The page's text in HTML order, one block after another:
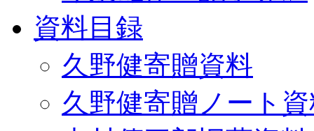
資料目録
久野健寄贈資料
久野健寄贈ノート